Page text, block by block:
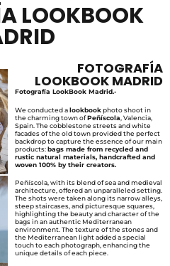
LOOKBOOK
FOTOGRAFÍA
LOOKBOOK MADRID
Fotografía LookBook Madrid.-
We conducted alookbookphoto shoot in
the charming town ofPeñíscola , Valencia,
Spain. The cobblestone streets and white
facades of the old town provided the perfect
backdrop to capture the essence of our main
products:bags made from recycled and
rustic natural materials, handcrafted and
woven 100% by their creators.
Peñíscola, with its blend of sea and medieval
architecture, offered an unparalleled setting.
The shots were taken along its narrow alleys,
steep staircases, and picturesque squares,
highlighting the beauty and character of the
bags in an authentic Mediterranean
environment. The texture of the stones and
the Mediterranean light added a special
touch to each photograph, enhancing the
unique details of each piece.